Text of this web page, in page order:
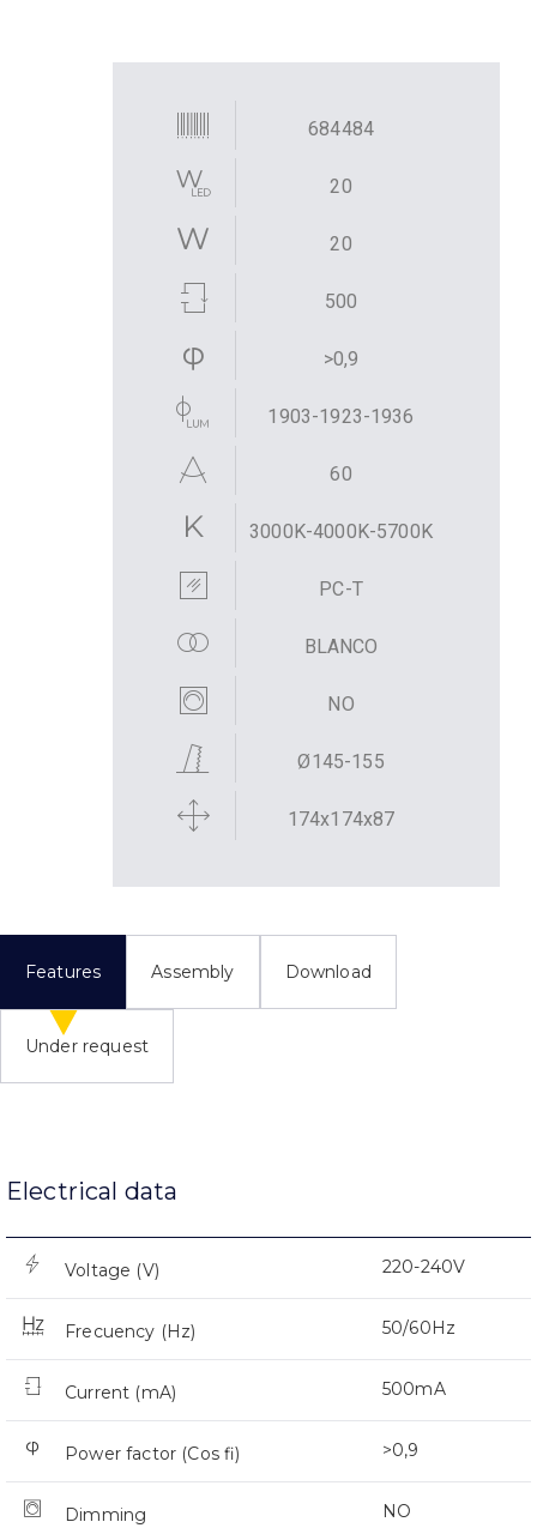
684484
20
20
500
>0,9
1903-1923-1936
60
3000K-4000K-5700K
PC-T
BLANCO
NO
Ø145-155
174x174x87
Features Assembly Download
Under request
Electrical data
Voltage (V) 220-240V
Frecuency (Hz) 50/60Hz
Current (mA) 500mA
Power factor (Cos fi) >0,9
Dimming NO